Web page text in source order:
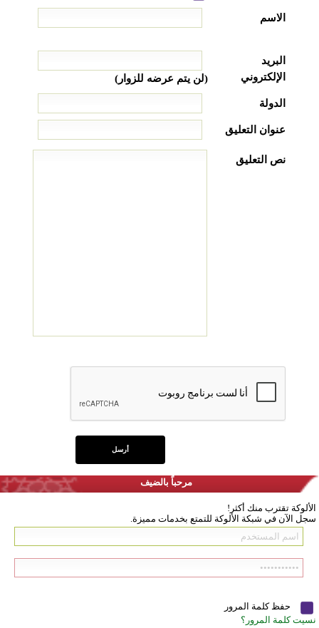
الاسم
البريد
الإلكتروني
(لن يتم عرضه للزوار)
الدولة
عنوان التعليق
نص التعليق
مرحباً بالضيف
الألوكة تقترب منك أكثر!
سجل الآن في شبكة الألوكة للتمتع بخدمات مميزة.
حفظ كلمة المرور
نسيت كلمة المرور؟